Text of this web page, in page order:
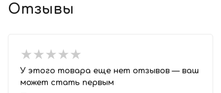
Отзывы
★★★★★
★★★★★
У этого товара еще нет отзывов — ваш
может стать первым